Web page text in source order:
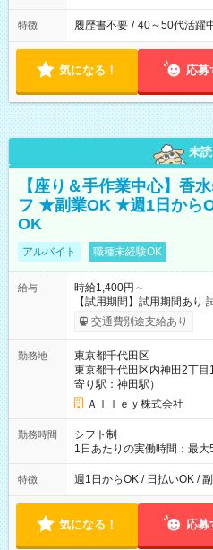
特徴 履歴書不要 / 40～50代活躍
気になる！ 応募
未読
【座り＆手作業中心】香
フ ★副業OK ★週1日から
OK
アルバイト 職種未経験OK
給与
時給1,400円～
【試用期間】試用期間あり
給与は本採用時と同じです。
交通費別途支給あり
勤務地
東京都千代田区
東京都千代田区内神田2丁
寄り駅：神田駅）
Ａｌｌｅｙ株式会社
勤務時間
シフト制
1日あたりの実働時間：最
実働時間：1-5時間 └上記の
能！ └平日・土曜日の中で
18:00 などのように、自
特徴 週1日からOK / 日払いOK /
気になる！ 応募